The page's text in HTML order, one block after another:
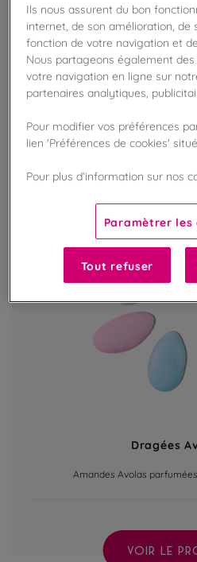
Cacao BIO
VOIR LE
EXCLU
Dragées
Amandes Avolas
VOIR LE
Ils nous assurent du bon
internet, de son amélioration, de
fonction de votre navigation et
Nous partageons également
votre navigation en ligne sur
partenaires analytiques,
Pour modifier vos préférences
lien 'Préférences de cookies'
Pour plus d’information sur nos
Paramètrer les
Tout refuser